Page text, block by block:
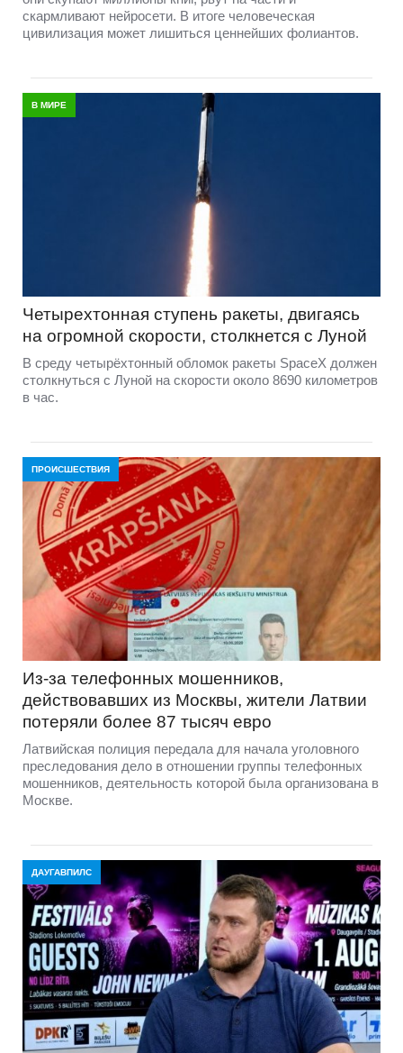
скармливают нейросети. В итоге человеческая
цивилизация может лишиться ценнейших фолиантов.
В МИРЕ
Четырехтонная ступень ракеты, двигаясь
на огромной скорости, столкнется с Луной
В среду четырёхтонный обломок ракеты SpaceX должен
столкнуться с Луной на скорости около 8690 километров
в час.
ПРОИСШЕСТВИЯ
Из-за телефонных мошенников,
действовавших из Москвы, жители Латвии
потеряли более 87 тысяч евро
Латвийская полиция передала для начала уголовного
преследования дело в отношении группы телефонных
мошенников, деятельность которой была организована в
Москве.
ДАУГАВПИЛС